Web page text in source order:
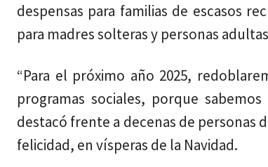
despensas para familias de escasos
para madres solteras y personas
“Para el próximo año 2025,
programas sociales, porque
destacó frente a decenas de personas
felicidad, en vísperas de la Navidad.